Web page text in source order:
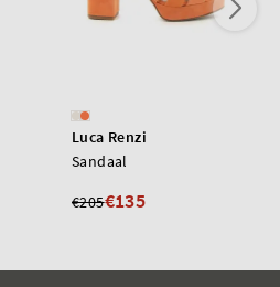
Luca Renzi
Sandaal
€205€135